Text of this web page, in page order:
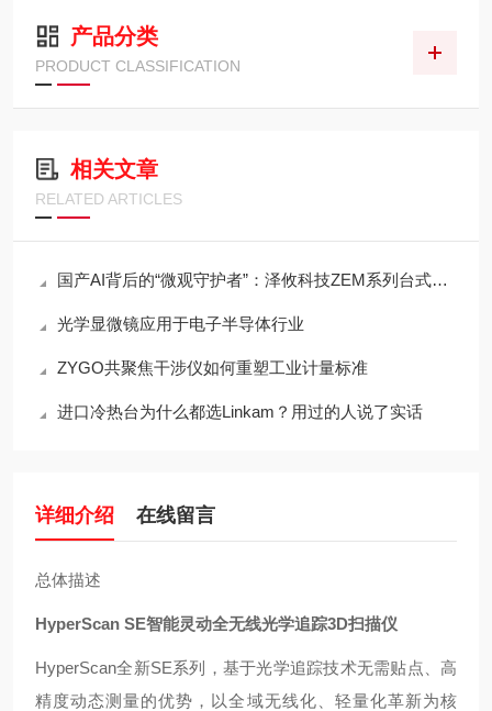
产品分类
PRODUCT CLASSIFICATION
相关文章
RELATED ARTICLES
国产AI背后的“微观守护者”：泽攸科技ZEM系列台式扫描电镜
光学显微镜应用于电子半导体行业
ZYGO共聚焦干涉仪如何重塑工业计量标准
进口冷热台为什么都选Linkam？用过的人说了实话
详细介绍 在线留言
总体描述
HyperScan SE智能灵动全无线光学追踪3D扫描仪
HyperScan全新SE系列，基于光学追踪技术无需贴点、高
精度动态测量的优势，以全域无线化、轻量化革新为核